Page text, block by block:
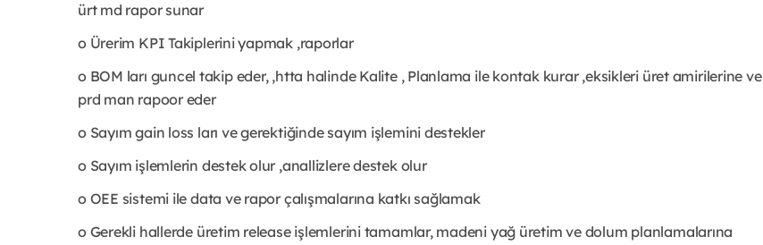
ürt md rapor sunar
o Ürerim KPI Takiplerini yapmak ,raporlar
o BOM ları guncel takip eder, ,htta halinde Kalite , Planlama ile kontak kurar ,eksikleri üret amirilerine ve
prd man rapoor eder
o Sayım gain loss ları ve gerektiğinde sayım işlemini destekler
o Sayım işlemlerin destek olur ,anallizlere destek olur
o OEE sistemi ile data ve rapor çalışmalarına katkı sağlamak
o Gerekli hallerde üretim release işlemlerini tamamlar, madeni yağ üretim ve dolum planlamalarına